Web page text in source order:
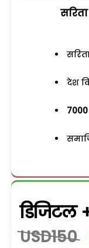
देश
7000
डिजिटल
USD150